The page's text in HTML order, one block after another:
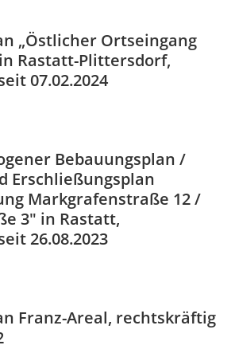
„Östlicher Ortseingang
Rastatt-Plittersdorf,
07.02.2024
Bebauungsplan /
Erschließungsplan
Markgrafenstraße 12 /
3" in Rastatt,
26.08.2023
Franz-Areal, rechtskräftig